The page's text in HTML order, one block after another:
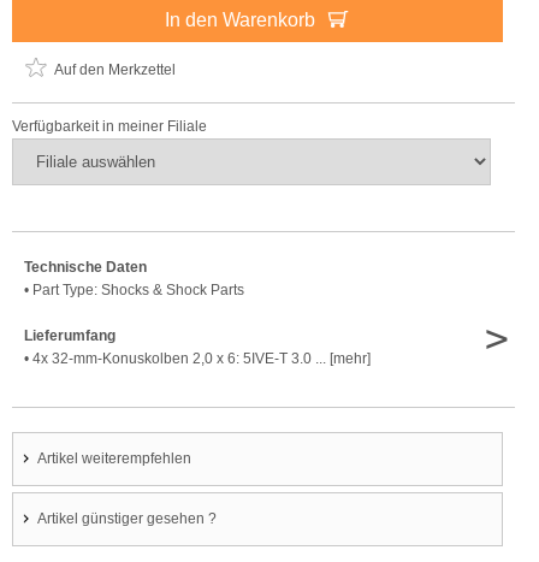
In den Warenkorb
Auf den Merkzettel
Verfügbarkeit in meiner Filiale
Technische Daten
• Part Type: Shocks & Shock Parts
Lieferumfang
• 4x 32-mm-Konuskolben 2,0 x 6: 5IVE-T 3.0 ... [mehr]
>
Artikel weiterempfehlen
Artikel günstiger gesehen ?